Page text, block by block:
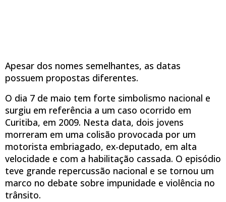
Apesar dos nomes semelhantes, as datas
possuem propostas diferentes.
O dia 7 de maio tem forte simbolismo nacional e
surgiu em referência a um caso ocorrido em
Curitiba, em 2009. Nesta data, dois jovens
morreram em uma colisão provocada por um
motorista embriagado, ex-deputado, em alta
velocidade e com a habilitação cassada. O episódio
teve grande repercussão nacional e se tornou um
marco no debate sobre impunidade e violência no
trânsito.